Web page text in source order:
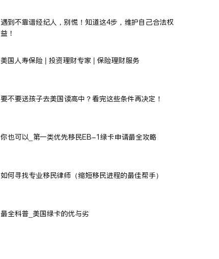
遇到不靠谱经纪人，别慌！知道这4步，维护自己合法权
益！
美国人寿保险 | 投资理财专家 | 保险理财服务
要不要送孩子去美国读高中？看完这些条件再决定！
你也可以_第一类优先移民EB-1绿卡申请最全攻略
如何寻找专业移民律师（缩短移民进程的最佳帮手）
最全科普_美国绿卡的优与劣